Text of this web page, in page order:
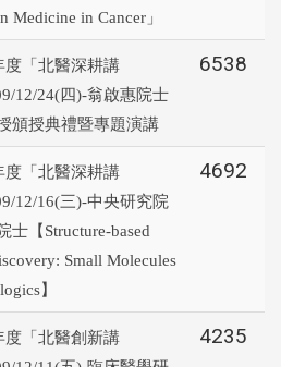
Medicine in Cancer」
度「北醫深耕講
12/24(四)-翁啟惠院士
頒授典禮暨專題演講
6538
度「北醫深耕講
12/16(三)-中央研究院
士【Structure-based
Small Molecules
】
4692
度「北醫創新講
4235